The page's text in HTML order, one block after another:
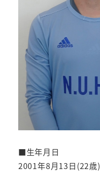
■生年月日
2001年8月13日(22歳)